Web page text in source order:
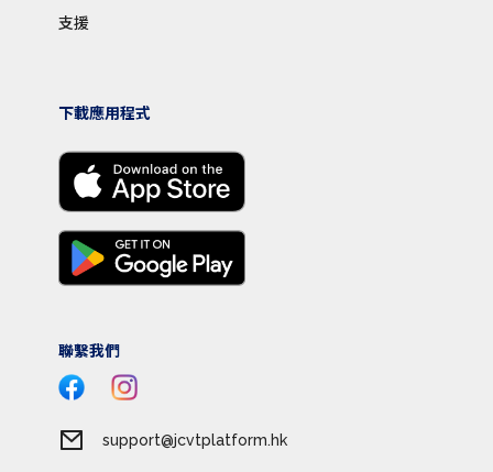
支援
下載應用程式
聯繫我們
support@jcvtplatform.hk